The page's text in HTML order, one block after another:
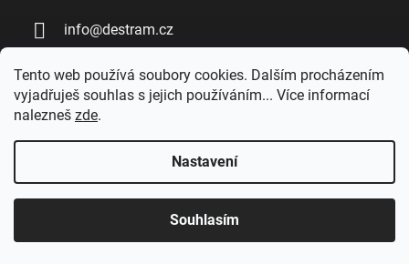
Tento web používá soubory cookies. Dalším procházením
vyjadřuješ souhlas s jejich používáním... Více informací
nalezneš zde.
Nastavení
Souhlasím
info@destram.cz
+420 727 808 809
Vytvořil Shoptet
DESTRAM | Dřevěné fingerboardy
Všechna práva vyhrazena.